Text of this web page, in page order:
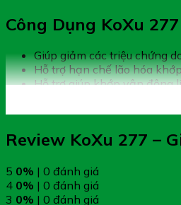
Công Dụng KoXu 277
Giúp giảm các triệu chứng
Hỗ trợ hạn chế lão hóa
Hỗ trợ giúp khớp vận động
Review KoXu 277 –
5 0% | 0 đánh giá
4 0% | 0 đánh giá
3 0% | 0 đánh giá